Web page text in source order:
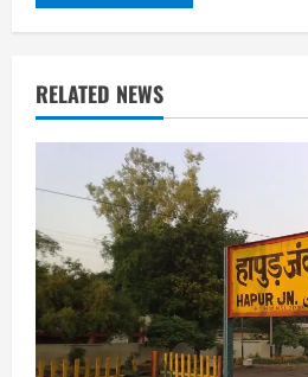
RELATED NEWS